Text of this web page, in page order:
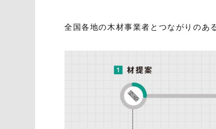
全国各地の木材事業者とつながりのあ